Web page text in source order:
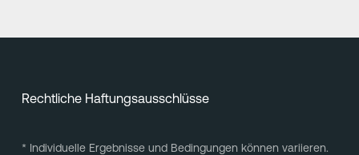
Rechtliche Haftungsausschlüsse
* Individuelle Ergebnisse und Bedingungen können variieren.